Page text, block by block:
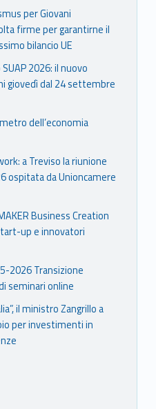
per Giovani
firme per garantirne il
bilancio UE
2026: il nuovo
giovedì dal 24 settembre
dell’economia
a Treviso la riunione
ospitata da Unioncamere
Business Creation
up e innovatori
2026 Transizione
seminari online
il ministro Zangrillo a
per investimenti in